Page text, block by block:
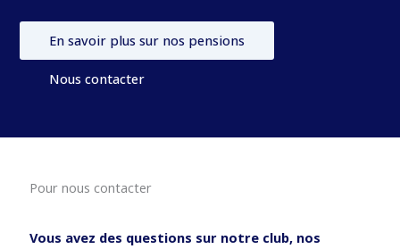
En savoir plus sur nos pensions
Nous contacter
Pour nous contacter
Vous avez des questions sur notre club, nos